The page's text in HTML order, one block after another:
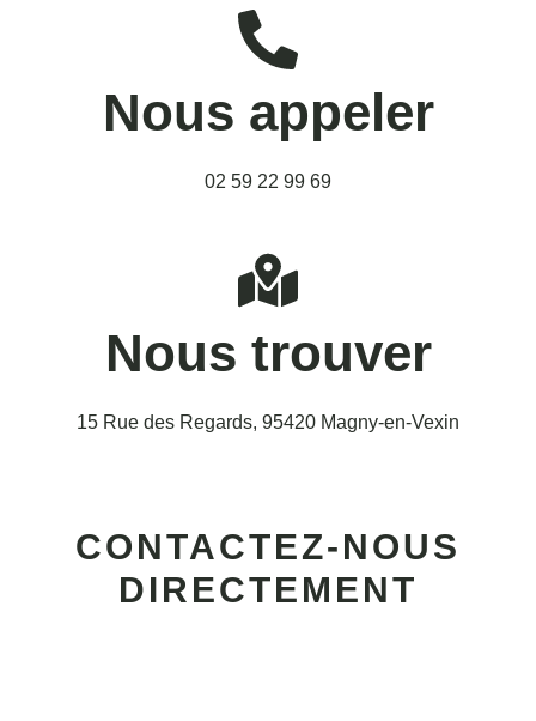
Nous appeler
02 59 22 99 69
Nous trouver
15 Rue des Regards, 95420 Magny-en-Vexin
CONTACTEZ-NOUS
DIRECTEMENT